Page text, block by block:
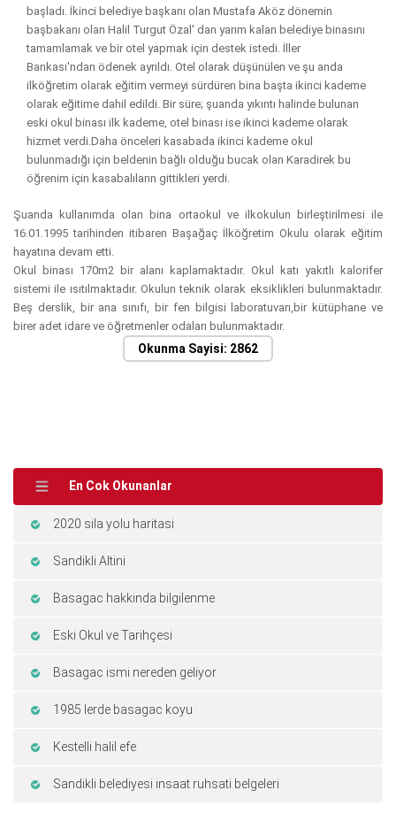
başladı. İkinci belediye başkanı olan Mustafa Aköz dönemin
başbakanı olan Halil Turgut Özal' dan yarım kalan belediye binasını
tamamlamak ve bir otel yapmak için destek istedi. İller
Bankası'ndan ödenek ayrıldı. Otel olarak düşünülen ve şu anda
ilköğretim olarak eğitim vermeyi sürdüren bina başta ikinci kademe
olarak eğitime dahil edildi. Bir süre; şuanda yıkıntı halinde bulunan
eski okul binası ilk kademe, otel binası ise ikinci kademe olarak
hizmet verdi.Daha önceleri kasabada ikinci kademe okul
bulunmadığı için beldenin bağlı olduğu bucak olan Karadirek bu
öğrenim için kasabalıların gittikleri yerdi.
Şuanda kullanımda olan bina ortaokul ve ilkokulun birleştirilmesi ile
16.01.1995 tarihinden itibaren Başağaç İlköğretim Okulu olarak eğitim
hayatına devam etti.
Okul binası 170m2 bir alanı kaplamaktadır. Okul katı yakıtlı kalorifer
sistemi ile ısıtılmaktadır. Okulun teknik olarak eksiklikleri bulunmaktadır.
Beş derslik, bir ana sınıfı, bir fen bilgisi laboratuvarı,bir kütüphane ve
birer adet idare ve öğretmenler odaları bulunmaktadır.
Okunma Sayisi: 2862
En Cok Okunanlar
2020 sila yolu haritasi
Sandikli Altini
Basagac hakkinda bilgilenme
Eski Okul ve Tarihçesi
Basagac ismi nereden geliyor
1985 lerde basagac koyu
Kestelli halil efe
Sandikli belediyesi insaat ruhsati belgeleri